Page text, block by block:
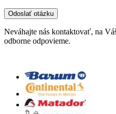
Neváhajte nás kontaktovať, na
odborne odpovieme.